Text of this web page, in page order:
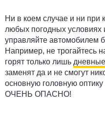
Ни в коем случае и ни при
любых погодных условиях
управляйте автомобилем
Например, не трогайтесь
горят только лишь
заменят да и не смогут
основную головную
ОЧЕНЬ ОПАСНО!